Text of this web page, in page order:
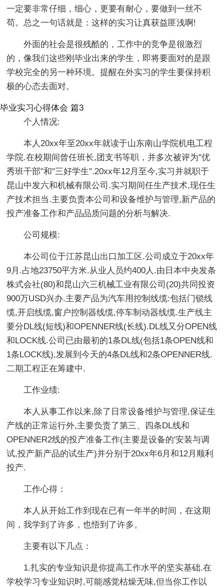
一定要非常仔细，细心，更要有耐心，要做到一丝不
苟。总之一句话就是：这样的实习让真获益匪浅啊!
外面的社会是很残酷的，工作中的竞争是很激烈
的，像我们这些刚毕业出来的学生，即将要面对的是跟
学校完全的另一种环境。提醒在外实习的学生要保持积
极的心态去面对。
毕业实习心得体会 篇3
个人情况:
本人20xx年至20xx年就读于山东南山学院机电工程
学院.在校期间曾任班长,团支书等职，并多次被评为"优
秀班干部"和"三好学生".20xx年12月至今,实习并就职于
昆山中发六和机械有限公司.实习期间任生产技术,现任生
产技术担当.主要负责本公司和设备维护与管理,新产品的
投产准备工作和产品品质问题的分析与解决.
公司规模:
本公司位于江苏昆山出口加工区.公司成立于20xx年
9月.占地23750平方米.从业人员约400人.由日本中央发条
株式会社(80)和昆山六三机械工业有限公司(20)共同投资
900万USD兴办.主要产品为汽车用控制线缆:包括门锁线
缆,开启线缆,窗户控制器线缆,停车制动器线缆.生产线主
要分DL线(短线)和OPENNER线(长线).DL线又分OPEN线
和LOCK线.公司已由最初的1条DL线(包括1条OPEN线和
1条LOCK线),发展到今天的4条DL线和2条OPENNER线.
二期工程正在筹建中.
工作业绩:
本人从事工作以来,除了日常设备维护与管理,保证生
产线的正常运行外,主要负责了第三、四条DL线和
OPENNER2线的投产准备工作(主要是设备的'安装与调
试,投产新产品的试生产)并分别于20xx年6月和12月顺利
投产.
工作心得：
本人从开始工作到现在已有一年半的时间，在这期
间，我学到了许多，也悟到了许多。
主要有以下几点：
1.扎实的专业知识是你提高工作水平的坚实基础.在
学校学习专业知识时,可能感觉枯燥无味,但当你工作以